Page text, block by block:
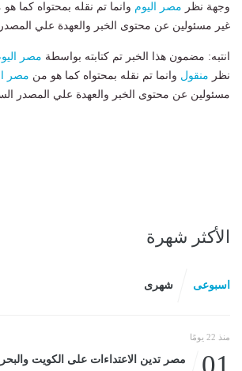
وجهة نظر مصر اليوم وانما تم نقله بمحتواه كما
غير مسئولين عن محتوى الخبر والعهدة علي
انتبه: مضمون هذا الخبر تم كتابته بواسطة مصر
نظر منقول وانما تم نقله بمحتواه كما هو من مصر
مسئولين عن محتوى الخبر والعهدة علي المصدر
الأكثر شهرة
اسبوعى شهرى
منذ 22 يومًا
مصر تدين الاعتداءات على الكويت